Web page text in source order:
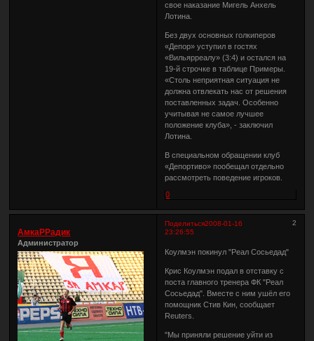
свое наказание Мигель Анхель
Лотина.
Без двух основных голкиперов
«Депор» уступил в гостях
«Вильярреалу» (3:4) и остался на
19-й строчке в таблице Примеры.
«Столь неприятная ситуация не
должна отвлекать нас от решения
поставленных задач. Особенно
учитывая не самое лучшее
положение клуба», - заключил
Лотина.
В специальном обращении клуб
«Депортиво» пообещал отдельно
рассмотреть поведение игроков.
0
Поделиться 2
2008-01-16
23:26:55
АмкаРРадик
Администратор
Коулмэн покинул "Реал Сосьедад"
Крис Коулмэн подал в отставку с
поста главного тренера ФК "Реал
Сосьедад". Вместе с ним ушёл его
помощник Стив Кин, сообщает
Reuters.
"Мы приняли решение уйти из